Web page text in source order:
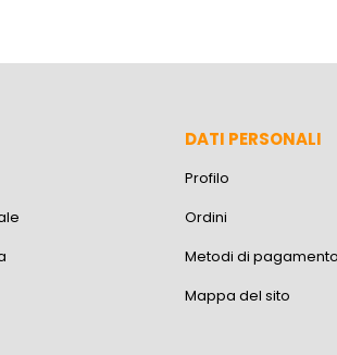
DATI PERSONALI
Profilo
Ordini
Metodi di pagamento
Mappa del sito